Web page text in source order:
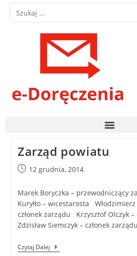
Zarząd powiatu
12 grudnia, 2014
Marek Boryczka – przewodniczący
Kuryłło – wicestarosta
członek zarządu Krzysztof Olczyk –
Zdzisław Siemczyk – członek
Czytaj Dalej